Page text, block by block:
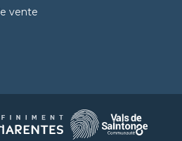
vente